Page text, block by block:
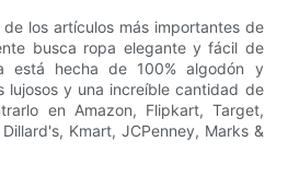
los artículos más importantes de
busca ropa elegante y fácil de
está hecha de 100% algodón y
lujosos y una increíble cantidad de
en Amazon, Flipkart, Target,
Kmart, JCPenney, Marks &